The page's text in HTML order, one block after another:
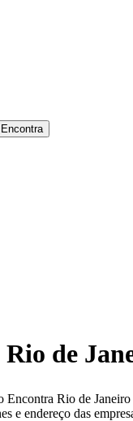
de
Encontra Rio de
e endereço das